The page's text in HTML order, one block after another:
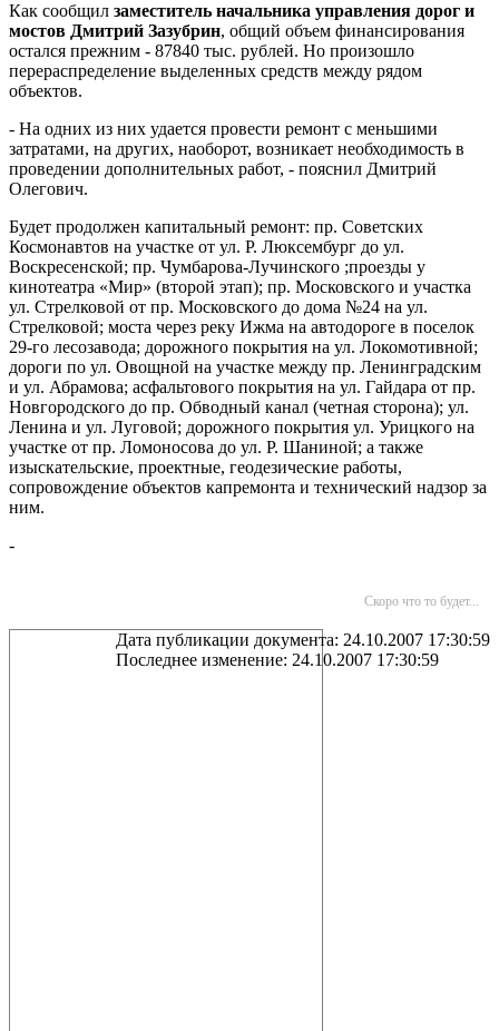
Как сообщил заместитель начальника управления дорог и
мостов Дмитрий Зазубрин, общий объем финансирования
остался прежним - 87840 тыс. рублей. Но произошло
перераспределение выделенных средств между рядом
объектов.
- На одних из них удается провести ремонт с меньшими
затратами, на других, наоборот, возникает необходимость в
проведении дополнительных работ, - пояснил Дмитрий
Олегович.
Будет продолжен капитальный ремонт: пр. Советских
Космонавтов на участке от ул. Р. Люксембург до ул.
Воскресенской; пр. Чумбарова-Лучинского ;проезды у
кинотеатра «Мир» (второй этап); пр. Московского и участка
ул. Стрелковой от пр. Московского до дома №24 на ул.
Стрелковой; моста через реку Ижма на автодороге в поселок
29-го лесозавода; дорожного покрытия на ул. Локомотивной;
дороги по ул. Овощной на участке между пр. Ленинградским
и ул. Абрамова; асфальтового покрытия на ул. Гайдара от пр.
Новгородского до пр. Обводный канал (четная сторона); ул.
Ленина и ул. Луговой; дорожного покрытия ул. Урицкого на
участке от пр. Ломоносова до ул. Р. Шаниной; а также
изыскательские, проектные, геодезические работы,
сопровождение объектов капремонта и технический надзор за
ним.
-
Скоро что то будет...
Дата публикации документа: 24.10.2007 17:30:59
Последнее изменение: 24.10.2007 17:30:59